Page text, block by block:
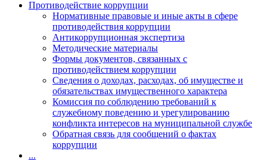
Противодействие коррупции
Нормативные правовые и иные акты в сфере
противодействия коррупции
Антикоррупционная экспертиза
Методические материалы
Формы документов, связанных с
противодействием коррупции
Сведения о доходах, расходах, об имуществе и
обязательствах имущественного характера
Комиссия по соблюдению требований к
служебному поведению и урегулированию
конфликта интересов на муниципальной службе
Обратная связь для сообщений о фактах
коррупции
...